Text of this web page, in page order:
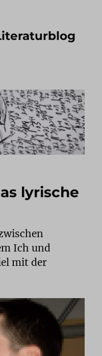
lyrische
Ich und
mit der